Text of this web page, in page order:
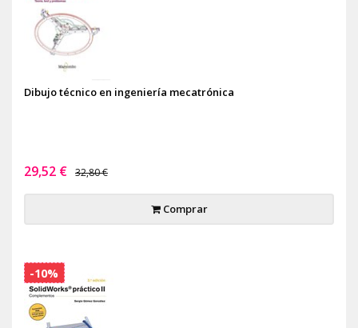
Dibujo técnico en ingeniería mecatrónica
29,52 € 32,80 €
Comprar
-10%